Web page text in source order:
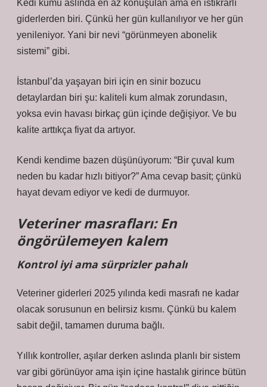
Kedi kumu aslında en az konuşulan ama en istikrarlı
giderlerden biri. Çünkü her gün kullanılıyor ve her gün
yenileniyor. Yani bir nevi “görünmeyen abonelik
sistemi” gibi.
İstanbul’da yaşayan biri için en sinir bozucu
detaylardan biri şu: kaliteli kum almak zorundasın,
yoksa evin havası birkaç gün içinde değişiyor. Ve bu
kalite arttıkça fiyat da artıyor.
Kendi kendime bazen düşünüyorum: “Bir çuval kum
neden bu kadar hızlı bitiyor?” Ama cevap basit; çünkü
hayat devam ediyor ve kedi de durmuyor.
Veteriner masrafları: En
öngörülemeyen kalem
Kontrol iyi ama sürprizler pahalı
Veteriner giderleri 2025 yılında kedi masrafı ne kadar
olacak sorusunun en belirsiz kısmı. Çünkü bu kalem
sabit değil, tamamen duruma bağlı.
Yıllık kontroller, aşılar derken aslında planlı bir sistem
var gibi görünüyor ama işin içine hastalık girince bütün